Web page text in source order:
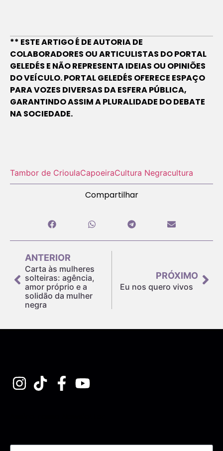
** ESTE ARTIGO É DE AUTORIA DE
COLABORADORES OU ARTICULISTAS DO PORTAL
GELEDÉS E NÃO REPRESENTA IDEIAS OU OPINIÕES
DO VEÍCULO. PORTAL GELEDÉS OFERECE ESPAÇO
PARA VOZES DIVERSAS DA ESFERA PÚBLICA,
GARANTINDO ASSIM A PLURALIDADE DO DEBATE
NA SOCIEDADE.
Tambor de CrioulaCapoeiraCultura Negracultura
Compartilhar
ANTERIOR
Carta às mulheres
solteiras: agência,
amor próprio e a
solidão da mulher
negra
PRÓXIMO
Eu nos quero vivos